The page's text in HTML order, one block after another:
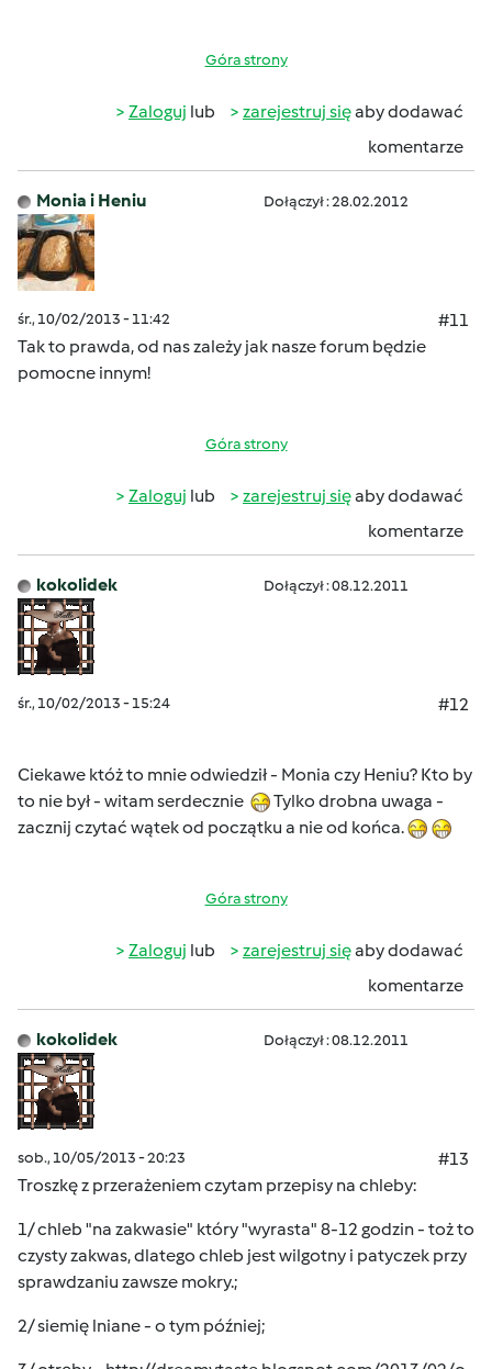
Góra strony
Zaloguj lub zarejestruj sięaby dodawać
komentarze
Monia i Heniu Dołączył : 28.02.2012
śr., 10/02/2013 - 11:42
#11
Tak to prawda, od nas zależy jak nasze forum będzie
pomocne innym!
Góra strony
Zaloguj lub zarejestruj sięaby dodawać
komentarze
kokolidek Dołączył : 08.12.2011
śr., 10/02/2013 - 15:24 #12
Ciekawe któż to mnie odwiedził - Monia czy Heniu? Kto by
to nie był - witam serdecznie
Tylko drobna uwaga -
zacznij czytać wątek od początku a nie od końca.
Góra strony
Zaloguj lub zarejestruj sięaby dodawać
komentarze
kokolidek Dołączył : 08.12.2011
sob., 10/05/2013 - 20:23
#13
Troszkę z przerażeniem czytam przepisy na chleby:
1/ chleb "na zakwasie" który "wyrasta" 8-12 godzin - toż to
czysty zakwas, dlatego chleb jest wilgotny i patyczek przy
sprawdzaniu zawsze mokry.;
2/ siemię lniane - o tym później;